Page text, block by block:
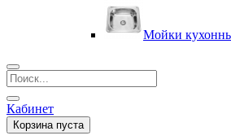
Мойки
Кабинет
Корзина пуста